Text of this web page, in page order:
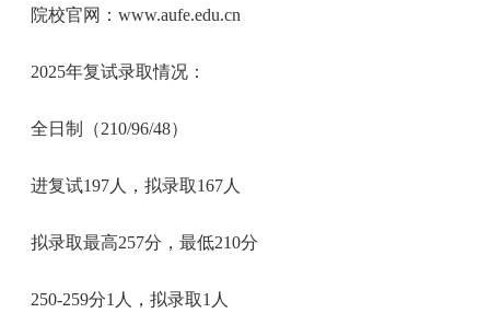
院校官网：www.aufe.edu.cn
2025年复试录取情况：
全日制（210/96/48）
进复试197人，拟录取167人
拟录取最高257分，最低210分
250-259分1人，拟录取1人